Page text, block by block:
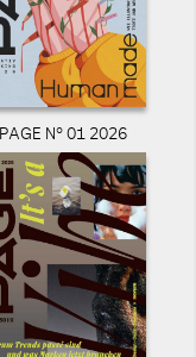
PAGE N° 01 2026